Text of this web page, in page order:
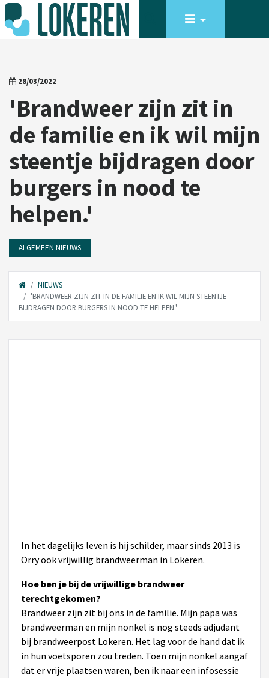
28/03/2022
'Brandweer zijn zit in
de familie en ik wil mijn
steentje bijdragen door
burgers in nood te
helpen.'
ALGEMEEN NIEUWS
NIEUWS
'BRANDWEER ZIJN ZIT IN DE FAMILIE EN IK WIL MIJN STEENTJE
BIJDRAGEN DOOR BURGERS IN NOOD TE HELPEN.'
In het dagelijks leven is hij schilder, maar sinds 2013 is
Orry ook vrijwillig brandweerman in Lokeren.
Hoe ben je bij de vrijwillige brandweer
terechtgekomen?
Brandweer zijn zit bij ons in de familie. Mijn papa was
brandweerman en mijn nonkel is nog steeds adjudant
bij brandweerpost Lokeren. Het lag voor de hand dat ik
in hun voetsporen zou treden. Toen mijn nonkel aangaf
dat er vrije plaatsen waren, ben ik naar een infosessie